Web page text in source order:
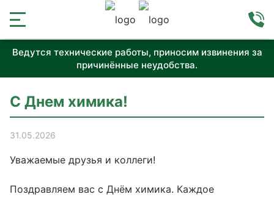
Ведутся технические работы, приносим извинения за
причинённые неудобства.
С Днем химика!
31.05.2026
Уважаемые друзья и коллеги!
Поздравляем вас с Днём химика. Каждое